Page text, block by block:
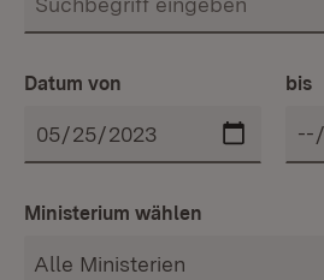
Datum von bis
Ministerium wählen